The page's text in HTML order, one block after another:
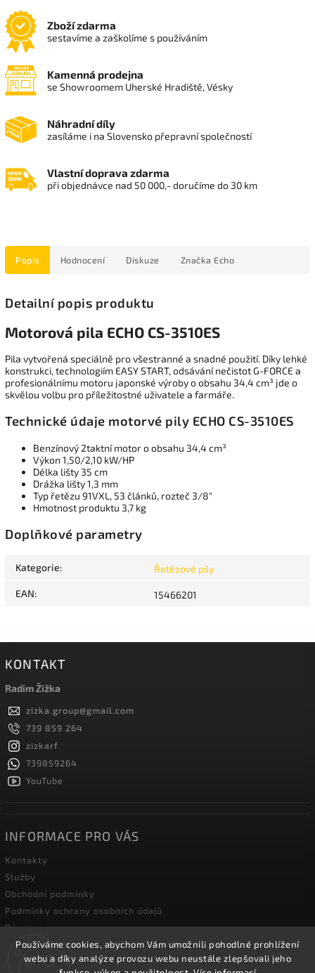
Používáme cookies, abychom Vám umožnili pohodlné prohlížení
webu a díky analýze provozu webu neustále zlepšovali jeho
Zboží zdarma
sestavíme a zaškolíme s používáním
Kamenná prodejna
se Showroomem Uherské Hradiště, Vésky
Náhradní díly
zasíláme i na Slovensko přepravní společností
Vlastní doprava zdarma
při objednávce nad 50 000,- doručíme do 30 km
Popis Hodnocení Diskuze Značka Echo
Detailní popis produktu
Motorová pila ECHO CS-3510ES
Pila vytvořená speciálně pro všestranné a snadné použití. Díky lehké
konstrukci, technologiím EASY START, odsávání nečistot G-FORCE a
profesionálnímu motoru japonské výroby o obsahu 34,4 cm³ jde o
skvělou volbu pro příležitostné uživatele a farmáře.
Technické údaje motorvé pily ECHO CS-3510ES
Benzínový 2taktní motor o obsahu 34,4 cm³
Výkon 1,50/2,10 kW/HP
Délka lišty 35 cm
Drážka lišty 1,3 mm
Typ řetězu 91VXL, 53 článků, rozteč 3/8"
Hmotnost produktu 3,7 kg
Doplňkové parametry
Kategorie: Řetězové pily
EAN: 15466201
KONTAKT
Radim Žižka
zizka.group@gmail.com
739 859 264
zizkarf
739859264
YouTube
INFORMACE PRO VÁS
Kontakty
Služby
Obchodní podmínky
Podmínky ochrany osobních údajů
Doprava
Blog zahradní techniky